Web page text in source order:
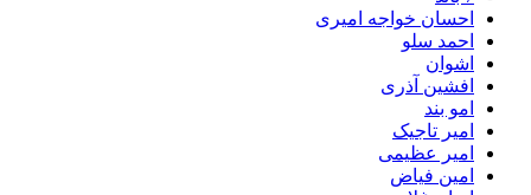
احسان خواجه امیری
احمد سلو
اشوان
افشین آذری
امو بند
امیر تاجیک
امیر عظیمی
امین فیاض